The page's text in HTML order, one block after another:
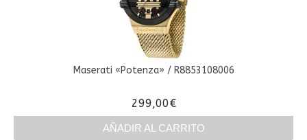
Maserati «Potenza» / R8853108006
299,00€
AÑADIR AL CARRITO